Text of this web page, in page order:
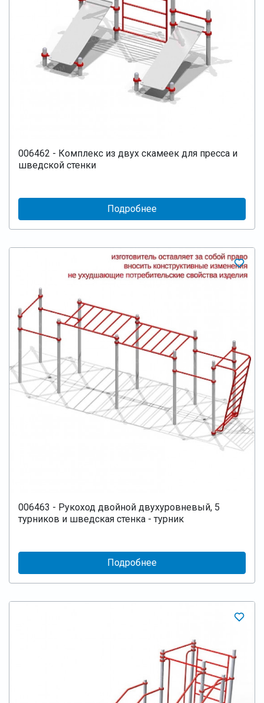
006462 - Комплекс из двух скамеек для пресса и
шведской стенки
Подробнее
006463 - Рукоход двойной двухуровневый, 5
турников и шведская стенка - турник
Подробнее